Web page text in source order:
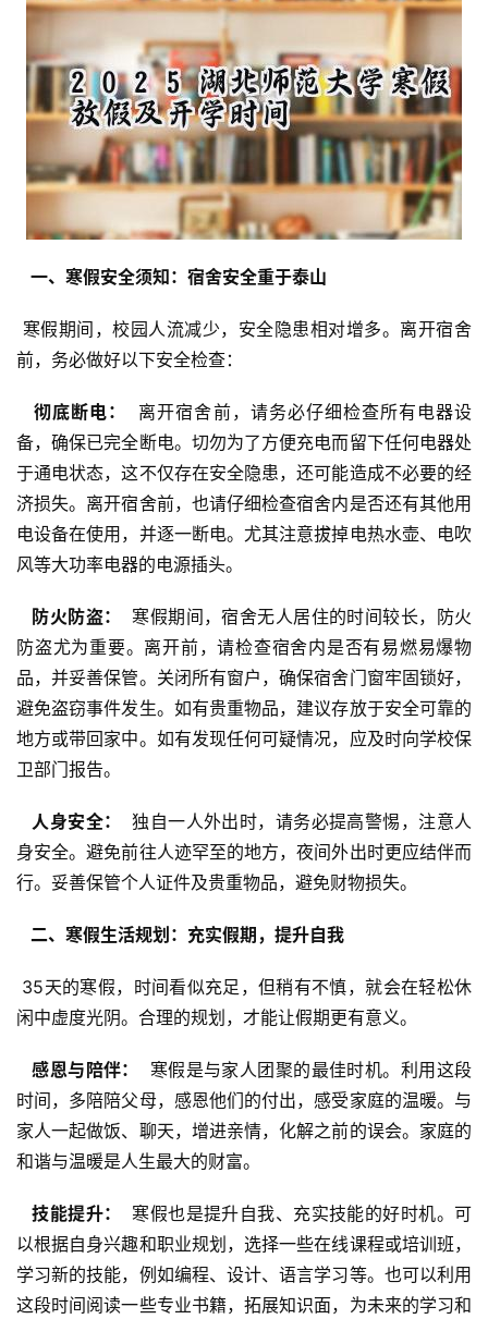
  一、寒假安全须知：宿舍安全重于泰山
前，务必做好以下安全检查：
  彻底断电：
离开宿舍前，请务必仔细检查所有电器设
备，确保已完全断电。切勿为了方便充电而留下任何电器处
于通电状态，这不仅存在安全隐患，还可能造成不必要的经
济损失。离开宿舍前，也请仔细检查宿舍内是否还有其他用
电设备在使用，并逐一断电。尤其注意拔掉电热水壶、电吹
风等大功率电器的电源插头。
  防火防盗：
寒假期间，宿舍无人居住的时间较长，防火
防盗尤为重要。离开前，请检查宿舍内是否有易燃易爆物
品，并妥善保管。关闭所有窗户，确保宿舍门窗牢固锁好，
避免盗窃事件发生。如有贵重物品，建议存放于安全可靠的
地方或带回家中。如有发现任何可疑情况，应及时向学校保
卫部门报告。
  人身安全：
独自一人外出时，请务必提高警惕，注意人
身安全。避免前往人迹罕至的地方，夜间外出时更应结伴而
行。妥善保管个人证件及贵重物品，避免财物损失。
  二、寒假生活规划：充实假期，提升自我
闲中虚度光阴。合理的规划，才能让假期更有意义。
  感恩与陪伴：
寒假是与家人团聚的最佳时机。利用这段
时间，多陪陪父母，感恩他们的付出，感受家庭的温暖。与
家人一起做饭、聊天，增进亲情，化解之前的误会。家庭的
和谐与温暖是人生最大的财富。
  技能提升：
寒假也是提升自我、充实技能的好时机。可
以根据自身兴趣和职业规划，选择一些在线课程或培训班，
学习新的技能，例如编程、设计、语言学习等。也可以利用
这段时间阅读一些专业书籍，拓展知识面，为未来的学习和